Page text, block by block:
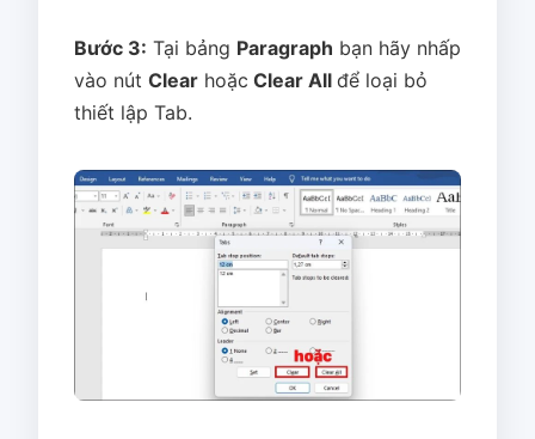
Bước 3: Tại bảng Paragraph bạn hãy nhấp
vào nút Clear hoặc Clear All để loại bỏ
thiết lập Tab.